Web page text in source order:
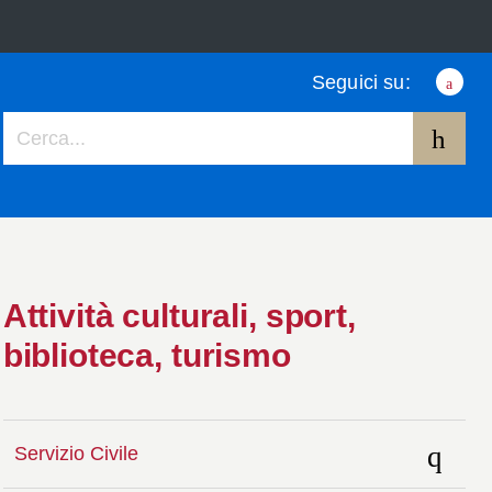
Seguici su:
Attività culturali, sport,
biblioteca, turismo
Servizio Civile